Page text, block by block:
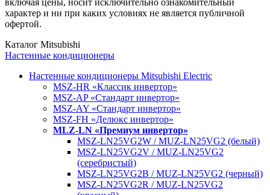
характер и ни при каких условиях не является публичной
офертой.
Каталог Mitsubishi
Настенные кондиционеры
Настенные кондиционеры Mitsubishi Electric
MSZ-HR «Классик инвертор»
MSZ-AP «Стандарт инвертор»
MSZ-AY «Стандарт инвертор»
MSZ-FH «Делюкс инвертор»
MLZ-LN «Премиум инвертор»
MSZ-LN25VG2W / MUZ-LN25VG2 (белый)
MSZ-LN25VG2V / MUZ-LN25VG2
(серебристый)
MSZ-LN25VG2B / MUZ-LN25VG2 (черный)
MSZ-LN25VG2R / MUZ-LN25VG2